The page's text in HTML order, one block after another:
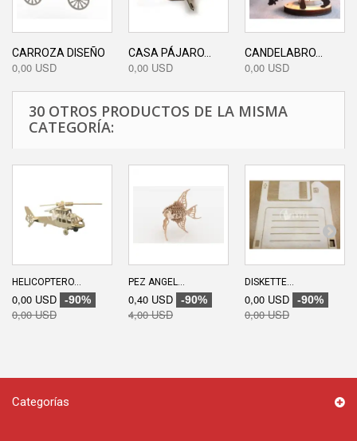
CARROZA DISEÑO
0,00 USD
CASA PÁJARO...
0,00 USD
CANDELABRO...
0,00 USD
30 OTROS PRODUCTOS DE LA MISMA
CATEGORÍA:
HELICOPTERO...
0,00 USD -90%
0,00 USD
PEZ ANGEL...
0,40 USD -90%
4,00 USD
DISKETTE...
0,00 USD -90%
0,00 USD
Categorías